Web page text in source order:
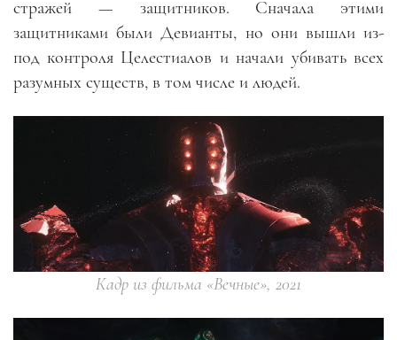
стражей — защитников. Сначала этими
защитниками были Девианты, но они вышли из-
под контроля Целестиалов и начали убивать всех
разумных существ, в том числе и людей.
Кадр из фильма «Вечные», 2021